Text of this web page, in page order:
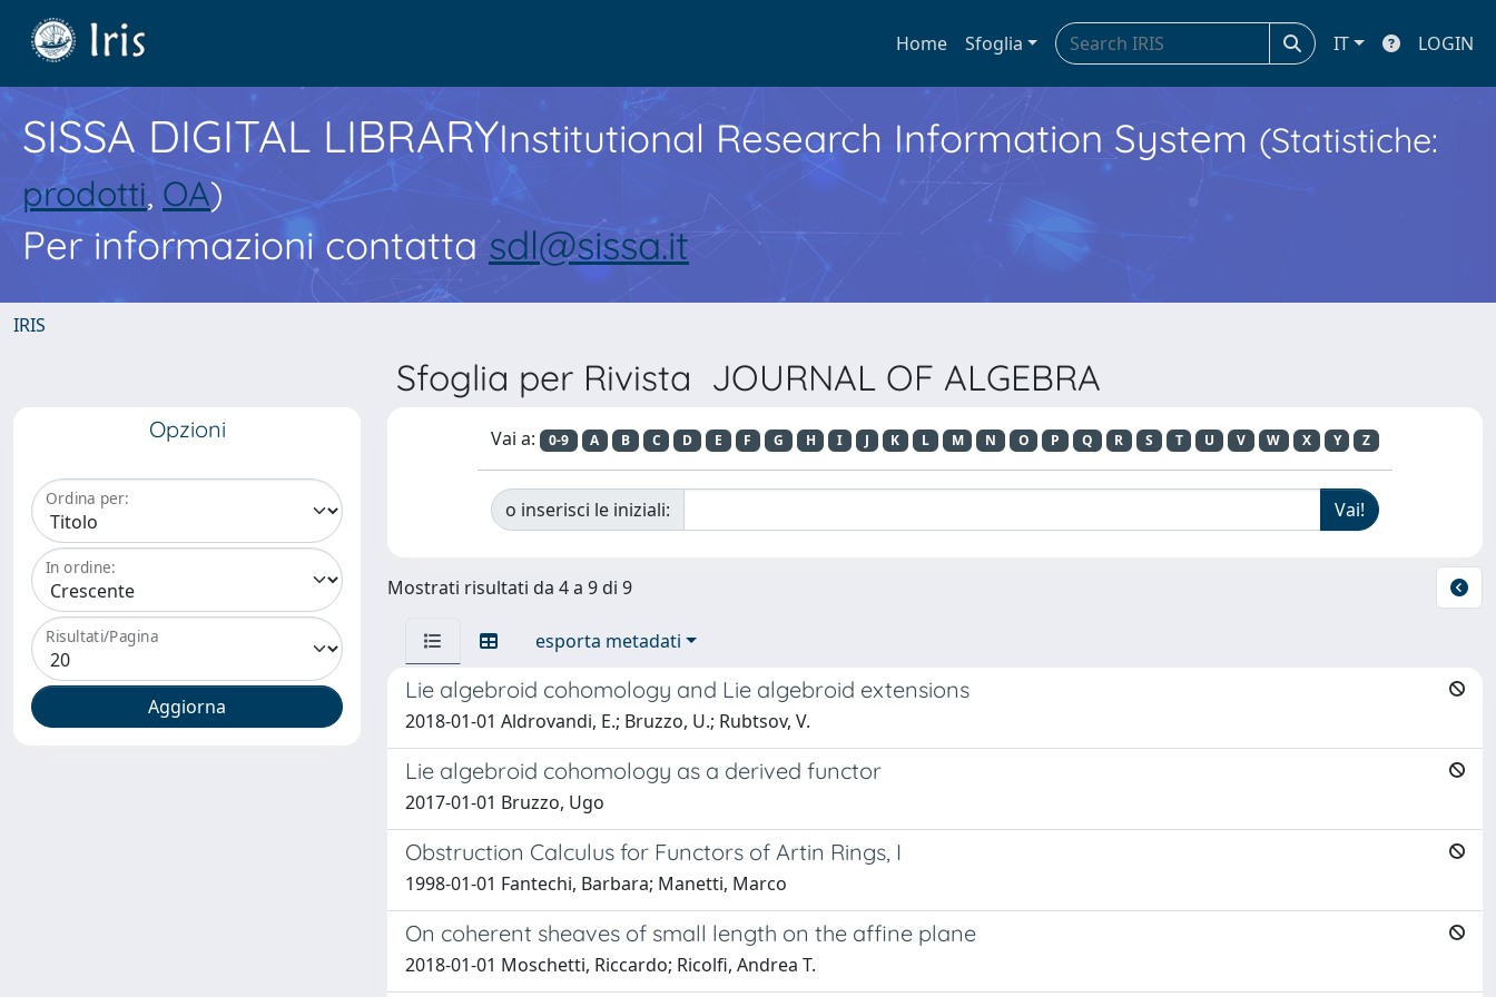
Home Sfoglia IT LOGIN
SISSA DIGITAL LIBRARYInstitutional Research Information System (Statistiche:
prodotti, OA)
Per informazioni contatta sdl@sissa.it
IRIS
Sfoglia per Rivista JOURNAL OF ALGEBRA
Opzioni
Ordina per:
In ordine:
Risultati/Pagina
Vai a: 0-9 A B C D E F G H I J K L M N O P Q R S T U V W X Y Z
o inserisci le iniziali:
Mostrati risultati da 4 a 9 di 9
esporta metadati
Lie algebroid cohomology and Lie algebroid extensions
2018-01-01 Aldrovandi, E.; Bruzzo, U.; Rubtsov, V.
Lie algebroid cohomology as a derived functor
2017-01-01 Bruzzo, Ugo
Obstruction Calculus for Functors of Artin Rings, I
1998-01-01 Fantechi, Barbara; Manetti, Marco
On coherent sheaves of small length on the affine plane
2018-01-01 Moschetti, Riccardo; Ricolfi, Andrea T.